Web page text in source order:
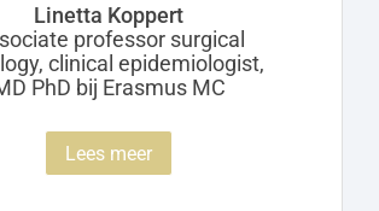
Linetta Koppert
professor surgical
clinical epidemiologist,
PhD bij Erasmus MC
Lees meer